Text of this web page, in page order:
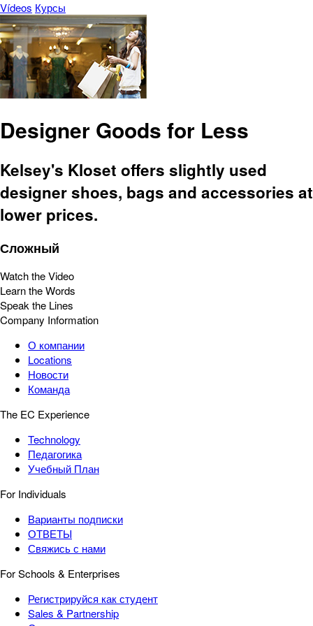
Vídeos Курсы
Designer Goods for Less
Kelsey's Kloset offers slightly used
designer shoes, bags and accessories at
lower prices.
Сложный
Watch the Video
Learn the Words
Speak the Lines
Company Information
О компании
Locations
Новости
Команда
The EC Experience
Technology
Педагогика
Учебный План
For Individuals
Варианты подписки
ОТВЕТЫ
Свяжись с нами
For Schools & Enterprises
Регистрируйся как студент
Sales & Partnership